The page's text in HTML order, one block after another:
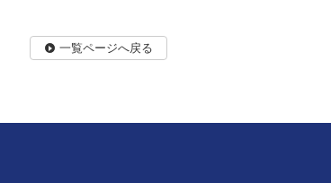
一覧ページへ戻る